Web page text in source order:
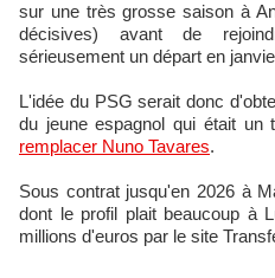
sur une très grosse saison à
décisives) avant de
sérieusement un départ en
L'idée du PSG serait donc
du jeune espagnol qui était un
remplacer Nuno Tavares.
Sous contrat jusqu'en 2026 à
dont le profil plait beaucoup à
millions d'euros par le site